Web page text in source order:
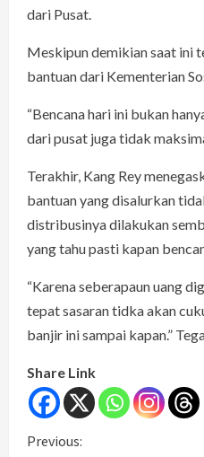
dari Pusat.
Meskipun demikian saat ini
bantuan dari Kementerian
“Bencana hari ini bukan
dari pusat juga tidak
Terakhir, Kang Rey
bantuan yang disalurkan
distribusinya dilakukan
yang tahu pasti kapan
“Karena seberapaun uang
tepat sasaran tidka akan
banjir ini sampai kapan.”
Share Link
C
Previous: